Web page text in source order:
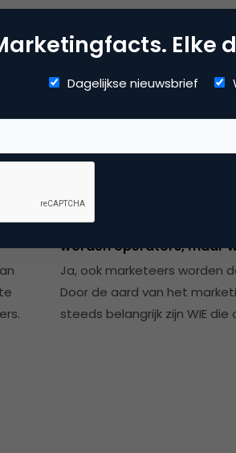
Contentmarketing & Storytelling
Ambacht verdwijnt? Ook
worden operators, maar
Ja, ook marketeers worden
Door de aard van het
steeds belangrijk zijn WIE die
Elke
Dagelijkse nieuwsbrief